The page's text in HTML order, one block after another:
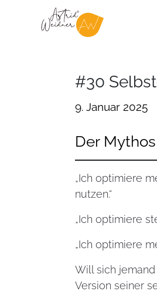
#30
9. Januar 2025
Der
„Ich optimiere
nutzen.“
„Ich optimiere
„Ich optimiere
Will sich
Version seiner